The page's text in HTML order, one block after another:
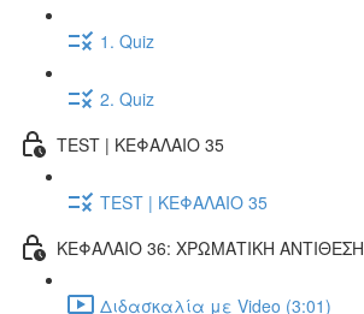
1. Quiz
2. Quiz
TEST | ΚΕΦΑΛΑΙΟ 35
TEST | ΚΕΦΑΛΑΙΟ 35
ΚΕΦΑΛΑΙΟ 36: ΧΡΩΜΑΤΙΚΗ ΑΝΤΙΘΕΣΗ
Διδασκαλία με Video (3:01)